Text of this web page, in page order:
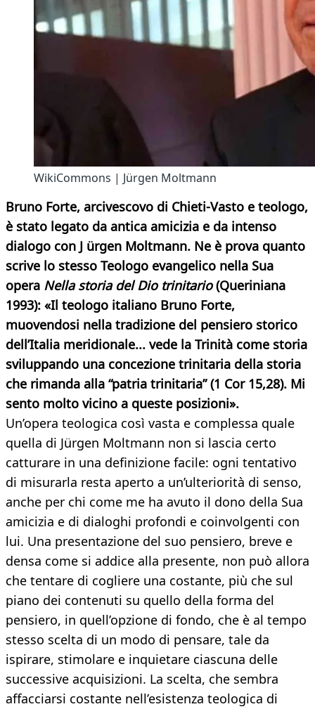
WikiCommons | Jürgen Moltmann
Bruno Forte, arcivescovo di Chieti-Vasto e teologo,
è stato legato da antica amicizia e da intenso
dialogo con J ürgen Moltmann. Ne è prova quanto
scrive lo stesso Teologo evangelico nella Sua
opera Nella storia del Dio trinitario(Queriniana
1993): «Il teologo italiano Bruno Forte,
muovendosi nella tradizione del pensiero storico
dell’Italia meridionale... vede la Trinità come storia
sviluppando una concezione trinitaria della storia
che rimanda alla “patria trinitaria” (1 Cor 15,28). Mi
sento molto vicino a queste posizioni».
Un’opera teologica così vasta e complessa quale
quella di Jürgen Moltmann non si lascia certo
catturare in una definizione facile: ogni tentativo
di misurarla resta aperto a un’ulteriorità di senso,
anche per chi come me ha avuto il dono della Sua
amicizia e di dialoghi profondi e coinvolgenti con
lui. Una presentazione del suo pensiero, breve e
densa come si addice alla presente, non può allora
che tentare di cogliere una costante, più che sul
piano dei contenuti su quello della forma del
pensiero, in quell’opzione di fondo, che è al tempo
stesso scelta di un modo di pensare, tale da
ispirare, stimolare e inquietare ciascuna delle
successive acquisizioni. La scelta, che sembra
affacciarsi costante nell’esistenza teologica di